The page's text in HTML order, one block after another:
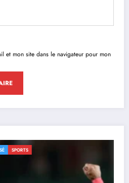
et mon site dans le navigateur pour mon